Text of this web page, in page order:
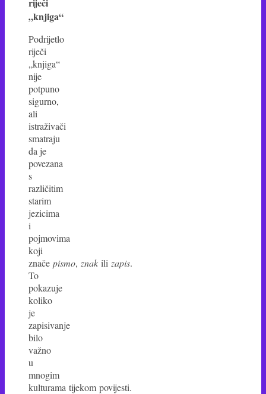
„knjiga“
Podrijetlo
riječi
„knjiga“
nije
potpuno
sigurno,
ali
istraživači
smatraju
da je
povezana
s
različitim
starim
jezicima
i
pojmovima
koji
znače pismo, znak ili zapis.
To
pokazuje
koliko
je
zapisivanje
bilo
važno
u
mnogim
kulturama tijekom povijesti.